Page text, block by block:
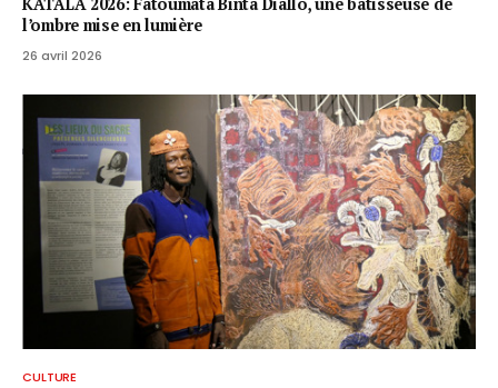
l’ombre mise en lumière
26 avril 2026
CULTURE